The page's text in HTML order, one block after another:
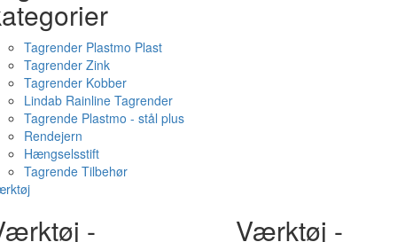
Tagrender Plastmo Plast
Tagrender Zink
Tagrender Kobber
Lindab Rainline Tagrender
Tagrende Plastmo - stål plus
Rendejern
Hængselsstift
Tagrende Tilbehør
- Værktøj -